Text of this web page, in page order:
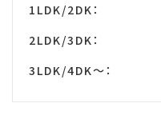
1LDK/2DK：
2LDK/3DK：
3LDK/4DK～：